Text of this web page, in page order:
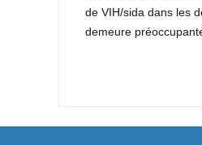
de VIH/sida dans les
demeure